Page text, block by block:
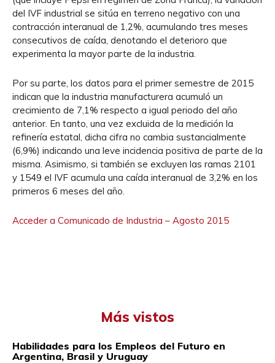
del IVF industrial se sitúa en terreno negativo con una
contracción interanual de 1,2%, acumulando tres meses
consecutivos de caída, denotando el deterioro que
experimenta la mayor parte de la industria.
Por su parte, los datos para el primer semestre de 2015
indican que la industria manufacturera acumuló un
crecimiento de 7,1% respecto a igual periodo del año
anterior. En tanto, una vez excluida de la medición la
refinería estatal, dicha cifra no cambia sustancialmente
(6,9%) indicando una leve incidencia positiva de parte de la
misma. Asimismo, si también se excluyen las ramas 2101
y 1549 el IVF acumula una caída interanual de 3,2% en los
primeros 6 meses del año.
Acceder a Comunicado de Industria – Agosto 2015
Más vistos
Habilidades para los Empleos del Futuro en
Argentina, Brasil y Uruguay